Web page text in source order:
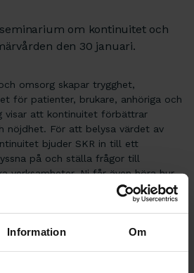
Information Om
om kontinuitet och
den 30 januari.
omsorg skapar trygghet,
för patienter, brukare, anhöriga och
visar att kontinuitet förbättrar
nöjdhet. För att belysa värdet av
bjuder SKR in till ett
på och ställa frågor till
verksamheter. Ni får även höra hur
skapar mervärde i den